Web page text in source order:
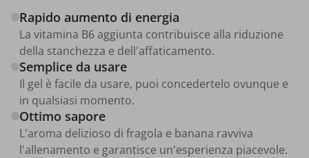
Rapido aumento di energia
La vitamina B6 aggiunta contribuisce alla riduzione
della stanchezza e dell'affaticamento.
Semplice da usare
Il gel è facile da usare, puoi concedertelo ovunque e
in qualsiasi momento.
Ottimo sapore
L'aroma delizioso di fragola e banana ravviva
l'allenamento e garantisce un'esperienza piacevole.